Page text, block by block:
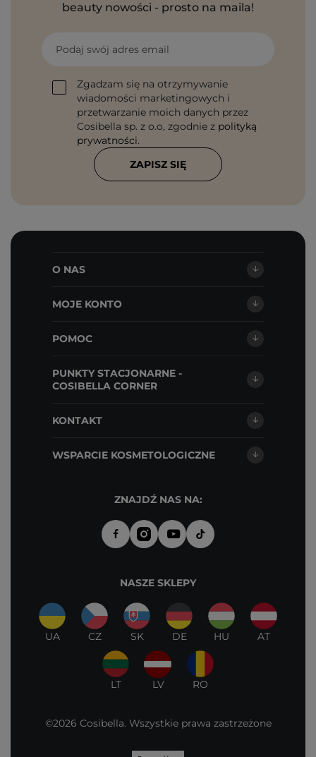
beauty nowości - prosto na maila!
Podaj swój adres email
Zgadzam się na otrzymywanie
wiadomości marketingowych i
przetwarzanie moich danych przez
Cosibella sp. z o.o, zgodnie z polityką
prywatności.
ZAPISZ SIĘ
O NAS
MOJE KONTO
POMOC
PUNKTY STACJONARNE -
COSIBELLA CORNER
KONTAKT
WSPARCIE KOSMETOLOGICZNE
ZNAJDŹ NAS NA:
NASZE SKLEPY
UA CZ SK DE HU AT
LT LV RO
©2026 Cosibella. Wszystkie prawa zastrzeżone